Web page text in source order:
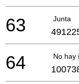
Junta
63
No hay
64